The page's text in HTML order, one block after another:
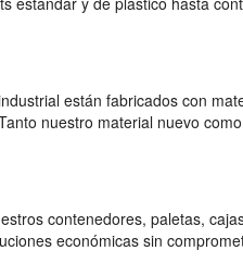
están fabricados con
nuestro material nuevo
contenedores, paletas,
económicas sin